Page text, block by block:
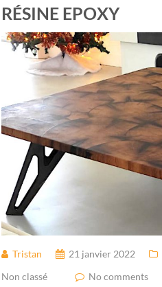
RÉSINE EPOXY
Tristan 21 janvier 2022
Non classé
No comments